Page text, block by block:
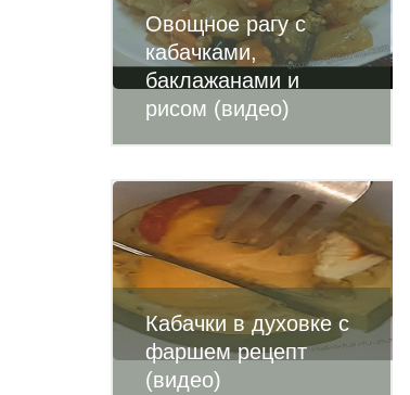
Овощное рагу с
кабачками,
баклажанами и
рисом (видео)
Кабачки в духовке с
фаршем рецепт
(видео)